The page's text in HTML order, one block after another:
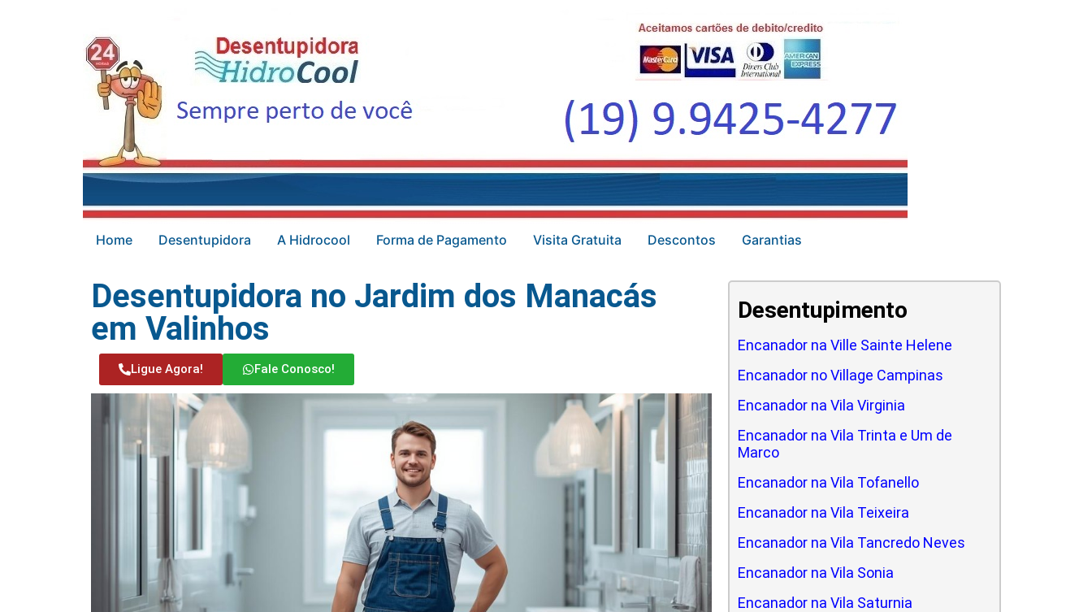
Home Desentupidora A Hidrocool Forma de Pagamento Visita Gratuita Descontos Garantias
Desentupidora no Jardim dos Manacás
em Valinhos
Ligue Agora! Fale Conosco!
Desentupimento
Encanador na Ville Sainte Helene
Encanador no Village Campinas
Encanador na Vila Virginia
Encanador na Vila Trinta e Um de
Marco
Encanador na Vila Tofanello
Encanador na Vila Teixeira
Encanador na Vila Tancredo Neves
Encanador na Vila Sonia
Encanador na Vila Saturnia